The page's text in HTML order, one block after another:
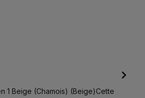
1 Beige (Chamois) (Beige)Cette